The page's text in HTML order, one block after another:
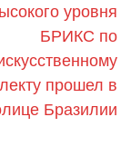
уровня
БРИКС по
прошел в
Бразилии